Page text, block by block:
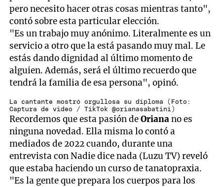
pero necesito hacer otras cosas mientras tanto",
contó sobre esta particular elección.
"Es un trabajo muy anónimo. Literalmente es un
servicio a otro que la está pasando muy mal. Le
estás dando dignidad al último momento de
alguien. Además, será el último recuerdo que
tendrá la familia de esa persona", opinó.
La cantante mostró orgullosa su diploma (Foto:
Captura de video / TikTok @orianasabatini)
Recordemos que esta pasión deOrianano es
ninguna novedad. Ella misma lo contó a
mediados de 2022 cuando, durante una
entrevista con Nadie dice nada (Luzu TV) reveló
que estaba haciendo un curso de tanatopraxia.
"Es la gente que prepara los cuerpos para los